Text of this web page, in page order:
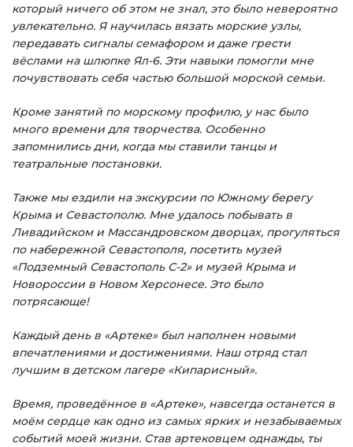
который ничего об этом не знал, это было невероятно
увлекательно. Я научилась вязать морские узлы,
передавать сигналы семафором и даже грести
вёслами на шлюпке Ял-6. Эти навыки помогли мне
почувствовать себя частью большой морской семьи.
Кроме занятий по морскому профилю, у нас было
много времени для творчества. Особенно
запомнились дни, когда мы ставили танцы и
театральные постановки.
Также мы ездили на экскурсии по Южному берегу
Крыма и Севастополю. Мне удалось побывать в
Ливадийском и Массандровском дворцах, прогуляться
по набережной Севастополя, посетить музей
«Подземный Севастополь С-2» и музей Крыма и
Новороссии в Новом Херсонесе. Это было
потрясающе!
Каждый день в «Артеке» был наполнен новыми
впечатлениями и достижениями. Наш отряд стал
лучшим в детском лагере «Кипарисный».
Время, проведённое в «Артеке», навсегда останется в
моём сердце как одно из самых ярких и незабываемых
событий моей жизни. Став артековцем однажды, ты